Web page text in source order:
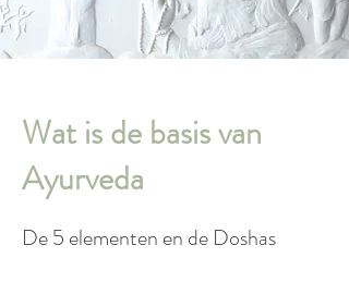
Wat is de basis van
Ayurveda
De 5 elementen en de Doshas